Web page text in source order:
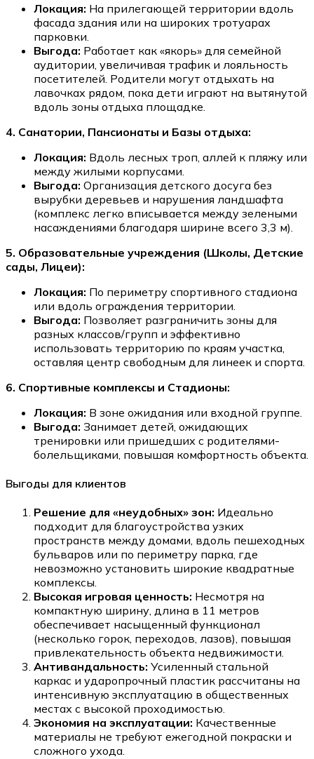
Локация: На прилегающей территории вдоль
фасада здания или на широких тротуарах
парковки.
Выгода: Работает как «якорь» для семейной
аудитории, увеличивая трафик и лояльность
посетителей. Родители могут отдыхать на
лавочках рядом, пока дети играют на вытянутой
вдоль зоны отдыха площадке.
4. Санатории, Пансионаты и Базы отдыха:
Локация: Вдоль лесных троп, аллей к пляжу или
между жилыми корпусами.
Выгода: Организация детского досуга без
вырубки деревьев и нарушения ландшафта
(комплекс легко вписывается между зелеными
насаждениями благодаря ширине всего 3,3 м).
5. Образовательные учреждения (Школы, Детские
сады, Лицеи):
Локация: По периметру спортивного стадиона
или вдоль ограждения территории.
Выгода: Позволяет разграничить зоны для
разных классов/групп и эффективно
использовать территорию по краям участка,
оставляя центр свободным для линеек и спорта.
6. Спортивные комплексы и Стадионы:
Локация: В зоне ожидания или входной группе.
Выгода: Занимает детей, ожидающих
тренировки или пришедших с родителями-
болельщиками, повышая комфортность объекта.
Выгоды для клиентов
Решение для «неудобных» зон: Идеально
подходит для благоустройства узких
пространств между домами, вдоль пешеходных
бульваров или по периметру парка, где
невозможно установить широкие квадратные
комплексы.
Высокая игровая ценность: Несмотря на
компактную ширину, длина в 11 метров
обеспечивает насыщенный функционал
(несколько горок, переходов, лазов), повышая
привлекательность объекта недвижимости.
Антивандальность: Усиленный стальной
каркас и ударопрочный пластик рассчитаны на
интенсивную эксплуатацию в общественных
местах с высокой проходимостью.
Экономия на эксплуатации: Качественные
материалы не требуют ежегодной покраски и
сложного ухода.